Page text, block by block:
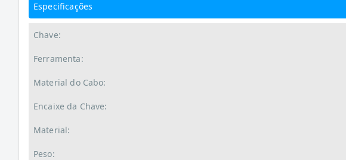
Especificações
Chave:
Ferramenta:
Material do Cabo:
Encaixe da Chave:
Material:
Peso: